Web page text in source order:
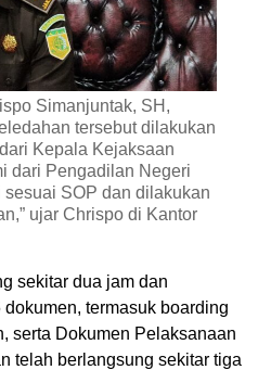
Simanjuntak, SH,
tersebut dilakukan
Kepala Kejaksaan
dari Pengadilan Negeri
sesuai SOP dan dilakukan
ujar Chrispo di Kantor
sekitar dua jam dan
termasuk boarding
serta Dokumen Pelaksanaan
telah berlangsung sekitar tiga